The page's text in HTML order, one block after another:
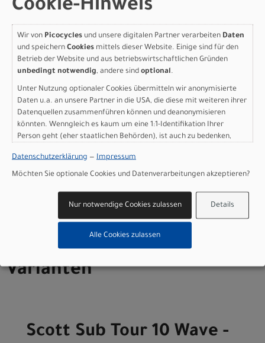
Ständer: Ursus Kickstand
Scheinwerfer: Lezyne Hecto E65
Rücklicht: Lezyne Light
Motor: Bosch Performance Line PX (BDU347Y)
Batterie: PowerTube 800Wh
Batteriekapazität: 800 Wh
Ladegerät: 2A Charger
Display: LED remote, Kiox 300
Gewicht: 29,7 kg
Zulässiges Gesamtgewicht: 160 kg
Marke SCOTT:Scott Sports AG Niederlassung Deutschland
Gutenbergstrasse 27
85748 Garching-­Hochbrück
Varianten
Scott Sub Tour 10 Wave -
Cookie-Hinweis
Wir von Picocycles und unsere digitalen Partner verarbeiten Daten
und speichern Cookies mittels dieser Website. Einige sind für den
Betrieb der Website und aus betriebswirtschaftlichen Gründen
unbedingt notwendig, andere sind optional.
Unter Nutzung optionaler Cookies übermitteln wir anonymisierte
Daten u.a. an unsere Partner in die USA, die diese mit weiteren ihrer
Datenquellen zusammenführen können und deanonymisieren
könnten. Wenngleich es kaum um eine 1:1-Identifikation Ihrer
Person geht (eher staatlichen Behörden), ist auch zu bedenken,
sind wie bei uns in der Europäischen Union.
Datenschutzerklärung — Impressum
Möchten Sie optionale Cookies und Datenverarbeitungen akzeptieren?
Details
Nur notwendige Cookies zulassen
Alle Cookies zulassen